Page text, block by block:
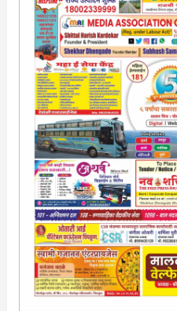
आपली जाहिरात पब्लिश करू. माेबा.
नवशक्ती- फ्री प्रेस जर्नल, मराठी
टेंडर, नाेटीस, आँक्शन, लिगलच्या सर्व
आम्ही याेग्य दरात प्रसिद्धी देऊ.